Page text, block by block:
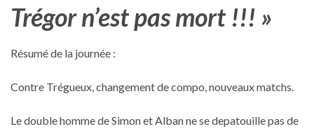
Trégor n’est pas mort !!! »
Résumé de la journée :
Contre Trégueux, changement de compo, nouveaux matchs.
Le double homme de Simon et Alban ne se depatouille pas de